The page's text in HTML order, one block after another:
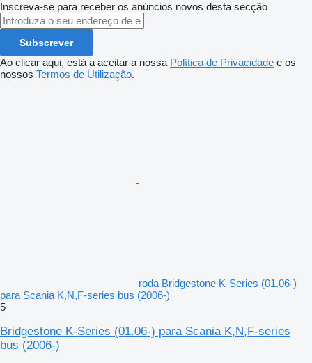
Inscreva-se para receber os anúncios novos desta secção
Subscrever
Ao clicar aqui, está a aceitar a nossa Política de Privacidade e os
nossos Termos de Utilização.
roda Bridgestone K-Series (01.06-)
para Scania K,N,F-series bus (2006-)
5
Bridgestone K-Series (01.06-) para Scania K,N,F-series
bus (2006-)